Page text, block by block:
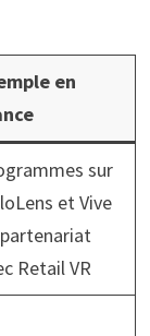
en
sur
et Vive
Retail VR